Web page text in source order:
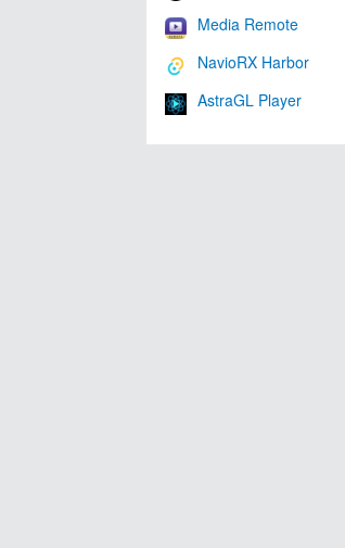
Media Remote
NavioRX Harbor
AstraGL Player